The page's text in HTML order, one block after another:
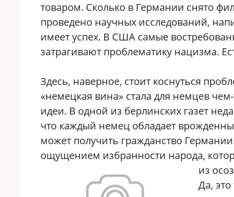
товаром. Сколько в Германии снято
проведено научных исследований,
имеет успех. В США самые
затрагивают проблематику нацизма.
Здесь, наверное, стоит коснуться
«немецкая вина» стала для немцев
идеи. В одной из берлинских газет
что каждый немец обладает
может получить гражданство
ощущением избранности народа,
из
Да,